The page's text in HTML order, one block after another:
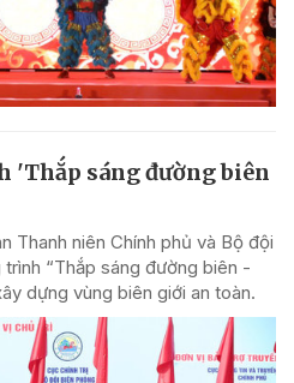
'Thắp sáng đường biên
Thanh niên Chính phủ và Bộ đội
“Thắp sáng đường biên -
dựng vùng biên giới an toàn.